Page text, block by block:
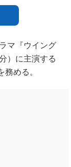
マ『ウイング
）に主演する
める。